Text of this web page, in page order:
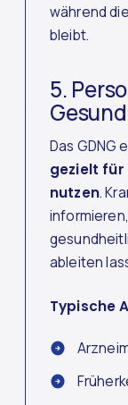
während
bleibt.
5.
Das GDNG
gezielt für
nutzen.
ableiten
Typische